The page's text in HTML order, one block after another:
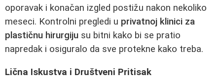
oporavak i konačan izgled postižu nakon nekoliko
meseci. Kontrolni pregledi u privatnoj klinici za
plastičnu hirurgiju su bitni kako bi se pratio
napredak i osiguralo da sve protekne kako treba.
Lična Iskustva i Društveni Pritisak